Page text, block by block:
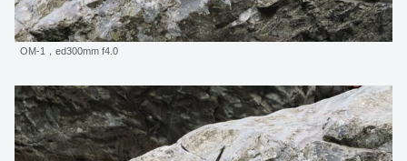
OM-1，ed300mm f4.0